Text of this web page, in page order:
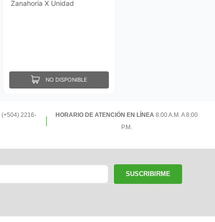
Zanahoria X Unidad
NO DISPONIBLE
(+504) 2216-
HORARIO DE ATENCIÓN EN LÍNEA 8:00 A.M. A 8:00
P.M.
SUSCRIBIRME